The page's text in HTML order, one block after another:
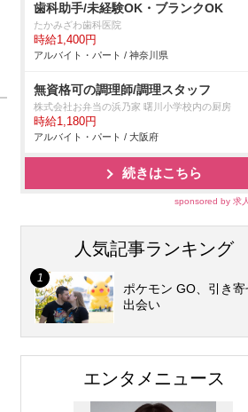
歯科助手/未経験OK・ブランクOK
たかみざわ歯科医院
時給1,400円
アルバイト・パート / 神奈川県
無資格可の調理師/調理スタッフ
株式会社お弁当の浜乃家 曙川小学校内の厨房
時給1,180円
アルバイト・パート / 大阪府
続きはこちら
sponsored by 求
人気記事ランキング
ポケモン GO、引き寄
出会い
エンタメニュース